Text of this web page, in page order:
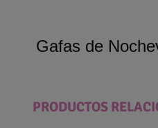
Gafas de
PRODUCTOS